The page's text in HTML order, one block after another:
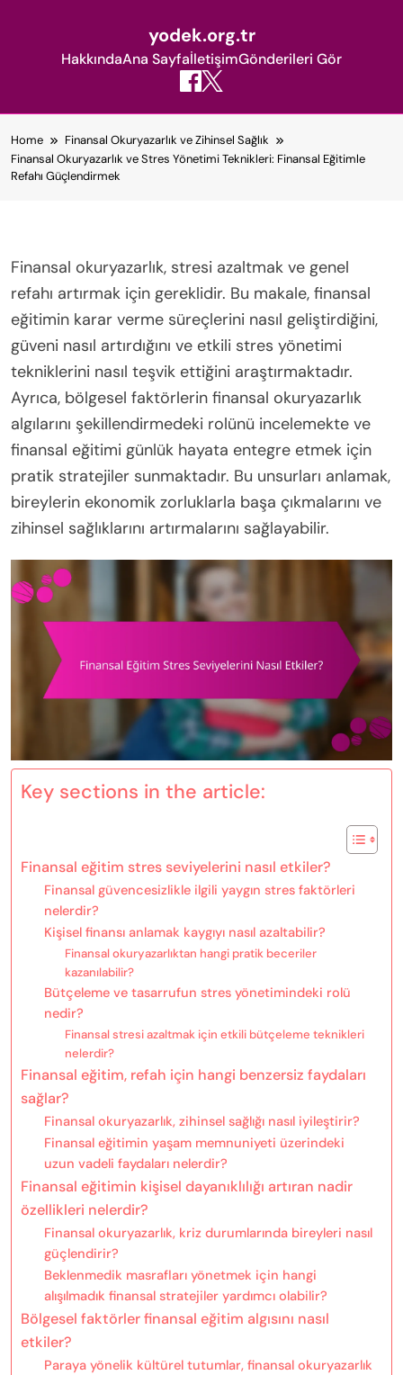
yodek.org.tr
HakkındaAna SayfaİletişimGönderileri Gör
to
content
Home
Finansal Okuryazarlık ve Zihinsel Sağlık
Finansal Okuryazarlık ve Stres Yönetimi Teknikleri: Finansal Eğitimle
Refahı Güçlendirmek
Finansal okuryazarlık, stresi azaltmak ve genel
refahı artırmak için gereklidir. Bu makale, finansal
eğitimin karar verme süreçlerini nasıl geliştirdiğini,
güveni nasıl artırdığını ve etkili stres yönetimi
tekniklerini nasıl teşvik ettiğini araştırmaktadır.
Ayrıca, bölgesel faktörlerin finansal okuryazarlık
algılarını şekillendirmedeki rolünü incelemekte ve
finansal eğitimi günlük hayata entegre etmek için
pratik stratejiler sunmaktadır. Bu unsurları anlamak,
bireylerin ekonomik zorluklarla başa çıkmalarını ve
zihinsel sağlıklarını artırmalarını sağlayabilir.
Key sections in the article:
Finansal eğitim stres seviyelerini nasıl etkiler?
Finansal güvencesizlikle ilgili yaygın stres faktörleri
nelerdir?
Kişisel finansı anlamak kaygıyı nasıl azaltabilir?
Finansal okuryazarlıktan hangi pratik beceriler
kazanılabilir?
Bütçeleme ve tasarrufun stres yönetimindeki rolü
nedir?
Finansal stresi azaltmak için etkili bütçeleme teknikleri
nelerdir?
Finansal eğitim, refah için hangi benzersiz faydaları
sağlar?
Finansal okuryazarlık, zihinsel sağlığı nasıl iyileştirir?
Finansal eğitimin yaşam memnuniyeti üzerindeki
uzun vadeli faydaları nelerdir?
Finansal eğitimin kişisel dayanıklılığı artıran nadir
özellikleri nelerdir?
Finansal okuryazarlık, kriz durumlarında bireyleri nasıl
güçlendirir?
Beklenmedik masrafları yönetmek için hangi
alışılmadık finansal stratejiler yardımcı olabilir?
Bölgesel faktörler finansal eğitim algısını nasıl
etkiler?
Paraya yönelik kültürel tutumlar, finansal okuryazarlık